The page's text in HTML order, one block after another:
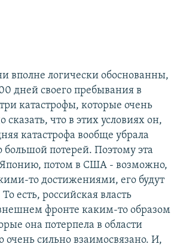
вполне логически обоснованны,
дней своего пребывания в
катастрофы, которые очень
что в этих условиях он,
катастрофа вообще убрала
потерей. Поэтому эта
Японию, потом в США - возможно,
то достижениями, его будут
есть, российская власть
фронте каким-то образом
она потерпела в области
сильно взаимосвязано. И,